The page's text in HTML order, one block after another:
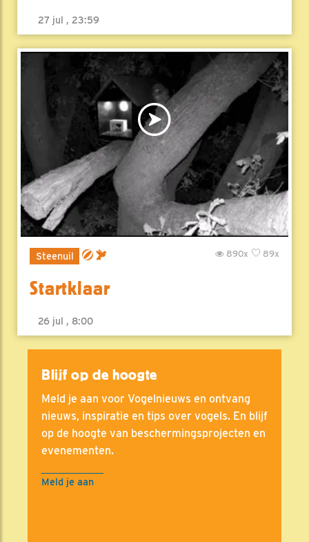
27 jul , 23:59
Steenuil 89x
890x
Startklaar
26 jul , 8:00
Blijf op de hoogte
Meld je aan voor Vogelnieuws en ontvang
nieuws, inspiratie en tips over vogels. En blijf
op de hoogte van beschermingsprojecten en
evenementen.
Meld je aan